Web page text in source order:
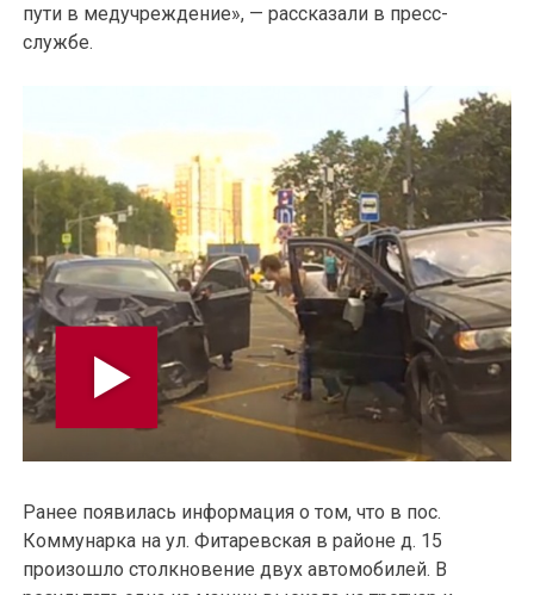
пути в медучреждение», — рассказали в пресс-
службе.
Ранее появилась информация о том, что в пос.
Коммунарка на ул. Фитаревская в районе д. 15
произошло столкновение двух автомобилей. В